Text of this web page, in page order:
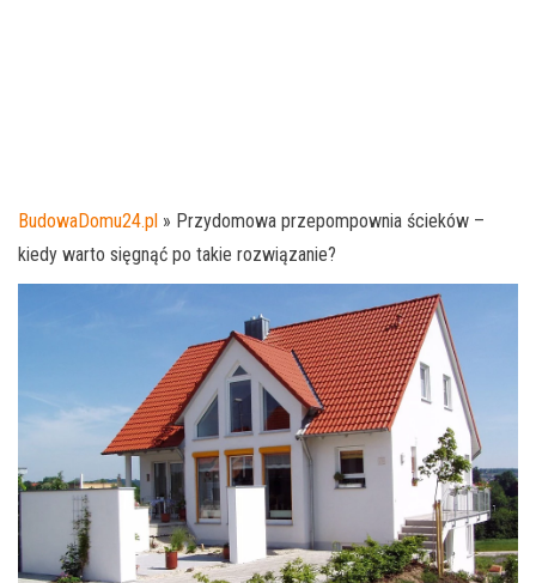
BudowaDomu24.pl » Przydomowa przepompownia ścieków –
kiedy warto sięgnąć po takie rozwiązanie?